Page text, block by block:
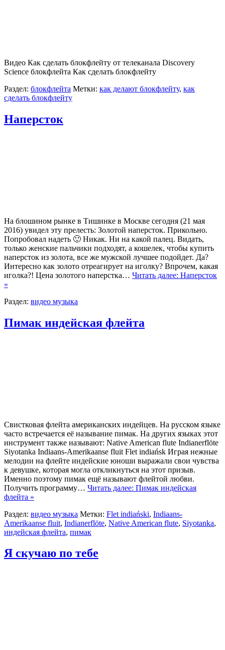
Видео Как сделать блокфлейту от телеканала Discovery
Science блокфлейта Как сделать блокфлейту
Раздел: блокфлейта Метки: как делают блокфлейту, как
сделать блокфлейту
Наперсток
На блошином рынке в Тишинке в Москве сегодня (21 мая
2016) увидел эту прелесть: Золотой наперсток. Прикольно.
Попробовал надеть 🙂 Никак. Ни на какой палец. Видать,
только женские пальчики подходят, а кошелек, чтобы купить
наперсток из золота, все же мужской лучшее подойдет. Да?
Интересно как золото отреагирует на иголку? Впрочем, какая
иголка?! Цена золотого наперстка… Читать далее: Наперсток
»
Раздел: видео музыка
Пимак индейская флейта
Свистковая флейта американских индейцев. На русском языке
часто встречается её называние пимак. На других языках этот
инструмент также называют: Native American flute Indianerflöte
Siyotanka Indiaans-Amerikaanse fluit Flet indiańsk Играя нежные
мелодии на флейте индейские юноши выражали свои чувства
к девушке, которая могла откликнуться на этот призыв.
Именно поэтому пимак ещё называют флейтой любви.
Получить программу… Читать далее: Пимак индейская
флейта »
Раздел: видео музыка Метки: Flet indiański, Indiaans-
Amerikaanse fluit, Indianerflöte, Native American flute, Siyotanka,
индейская флейта, пимак
Я скучаю по тебе